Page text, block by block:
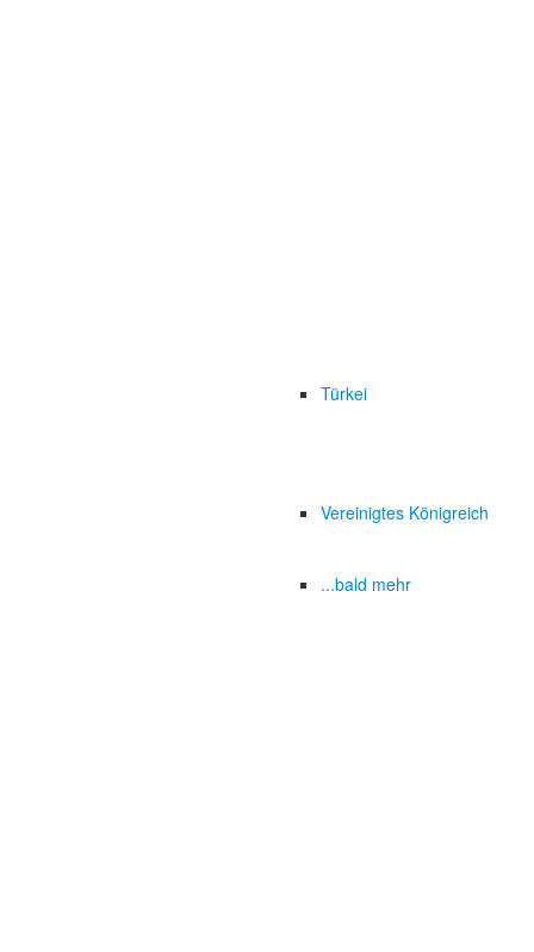
Türkei
Vereinigtes Königreich
...bald mehr